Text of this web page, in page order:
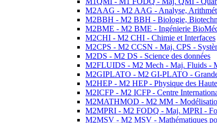
M2AAG - M2 AAG - Analyse,
M2BBH - M2 BBH - Biologie,
M2BME - M2 BME - Ingénierie
M2CHI - M2 CHI - Chimie et Interfaces
M2CPS - M2 CCSN - Maj. CPS -
M2DS - M2 DS - Science des données
M2FLUIDS - M2 Mech - Maj. Fluids -
M2GIPLATO - M2 GI-PLATO -
M2HEP - M2 HEP - Physique des
M2ICFP - M2 ICFP - Centre
M2MATHMOD - M2 MM -
M2MPRI - M2 FODQ - Maj. MPRI -
M2MSV - M2 MSV - Mathématiques